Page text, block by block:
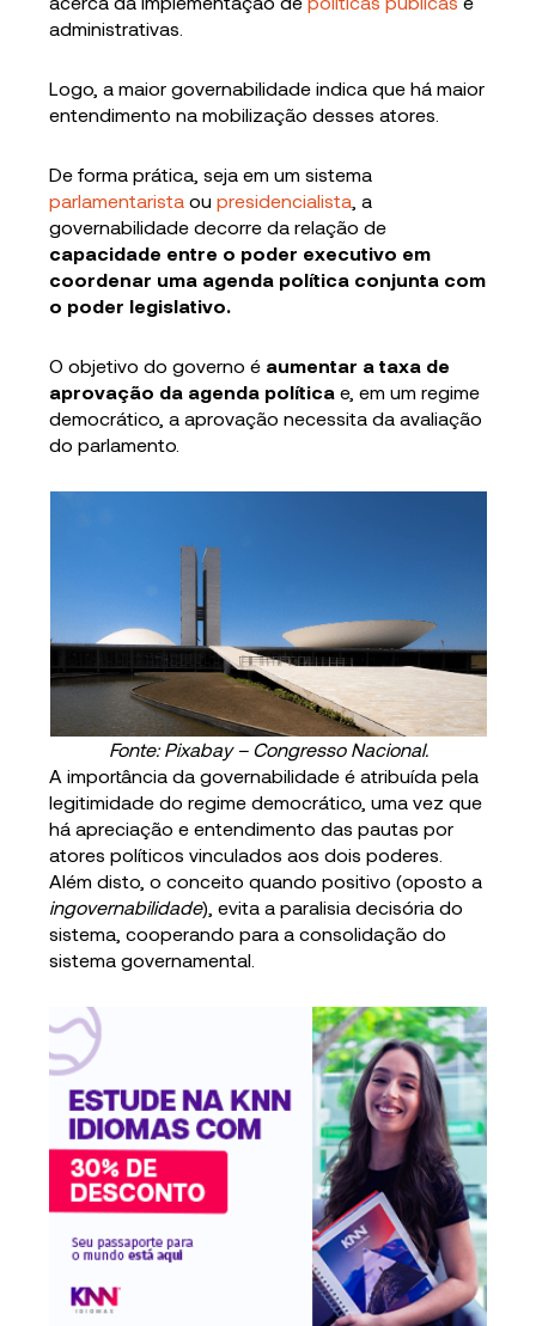
administrativas.
Logo, a maior governabilidade indica que há maior
entendimento na mobilização desses atores.
De forma prática, seja em um sistema
parlamentarista oupresidencialista , a
governabilidade decorre da relação de
capacidade entre o poder executivo em
coordenar uma agenda política conjunta com
o poder legislativo.
O objetivo do governo é aumentar a taxa de
aprovação da agenda política e, em um regime
democrático, a aprovação necessita da avaliação
do parlamento.
Fonte: Pixabay – Congresso Nacional.
A importância da governabilidade é atribuída pela
legitimidade do regime democrático, uma vez que
há apreciação e entendimento das pautas por
atores políticos vinculados aos dois poderes.
Além disto, o conceito quando positivo (oposto a
ingovernabilidade), evita a paralisia decisória do
sistema, cooperando para a consolidação do
sistema governamental.